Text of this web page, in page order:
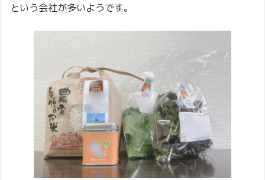
という会社が多いようです。